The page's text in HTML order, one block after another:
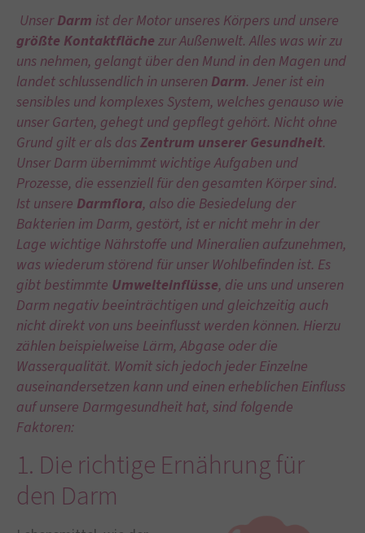
UnserDarm ist der Motor unseres Körpers und unsere
größte Kontaktfläche zur Außenwelt. Alles was wir zu
uns nehmen, gelangt über den Mund in den Magen und
landet schlussendlich in unseren Darm. Jener ist ein
sensibles und komplexes System, welches genauso wie
unser Garten, gehegt und gepflegt gehört. Nicht ohne
Grund gilt er als dasZentrum unserer Gesundheit.
Unser Darm übernimmt wichtige Aufgaben und
Prozesse, die essenziell für den gesamten Körper sind.
Ist unsere Darmflora, also die Besiedelung der
Bakterien im Darm, gestört, ist er nicht mehr in der
Lage wichtige Nährstoffe und Mineralien aufzunehmen,
was wiederum störend für unser Wohlbefinden ist. Es
gibt bestimmte Umwelteinflüsse, die uns und unseren
Darm negativ beeinträchtigen und gleichzeitig auch
nicht direkt von uns beeinflusst werden können. Hierzu
zählen beispielweise Lärm, Abgase oder die
Wasserqualität. Womit sich jedoch jeder Einzelne
auseinandersetzen kann und einen erheblichen Einfluss
auf unsere Darmgesundheit hat, sind folgende
Faktoren:
1. Die richtige Ernährung für
den Darm